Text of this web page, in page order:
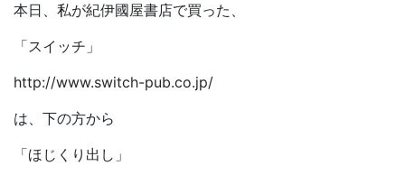
本日、私が紀伊國屋書店で買った、
「スイッチ」
http://www.switch-pub.co.jp/
は、下の方から
「ほじくり出し」